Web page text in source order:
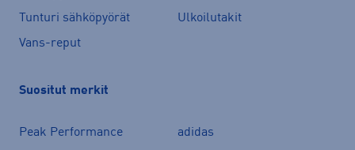
Tunturi sähköpyörät
Ulkoilutakit
Vans-reput
Suositut merkit
Peak Performance
adidas